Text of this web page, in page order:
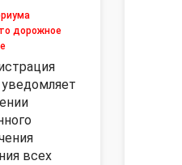
дорожное
уведомляет
всех